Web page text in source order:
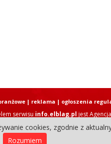
serwisu info.elblag.pl jest
Elbląski Dziennik Internetowy.
| reklama | ogłoszenia
cookies, zgodnie z
Rozumiem